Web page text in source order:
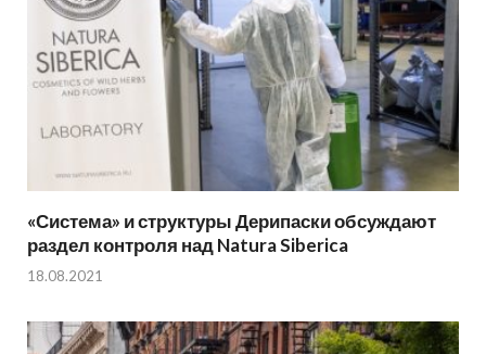
«Система» и структуры Дерипаски обсуждают
раздел контроля над Natura Siberica
18.08.2021